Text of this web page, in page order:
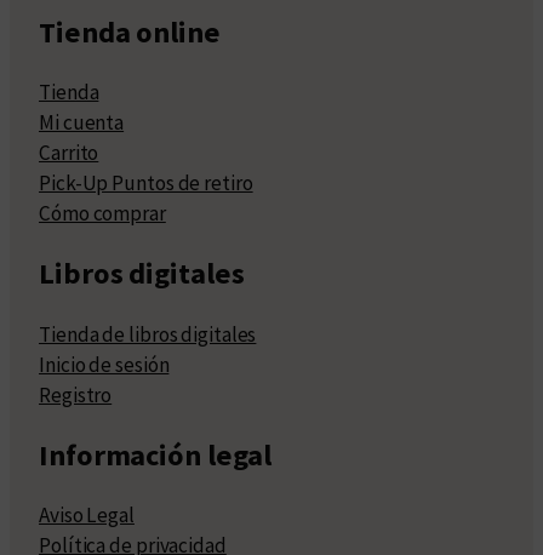
Tienda online
Tienda
Mi cuenta
Carrito
Pick-Up Puntos de retiro
Cómo comprar
Libros digitales
Tienda de libros digitales
Inicio de sesión
Registro
Información legal
Aviso Legal
Política de privacidad